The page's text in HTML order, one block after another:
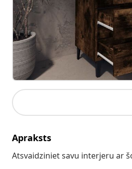
Apraksts
Atsvaidziniet savu interjeru ar